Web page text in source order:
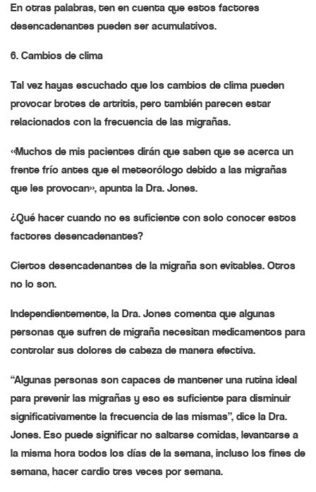
En otras palabras, ten en cuenta que estos factores
desencadenantes pueden ser acumulativos.
6. Cambios de clima
Tal vez hayas escuchado que los cambios de clima pueden
provocar brotes de artritis, pero también parecen estar
relacionados con la frecuencia de las migrañas.
«Muchos de mis pacientes dirán que saben que se acerca un
frente frío antes que el meteorólogo debido a las migrañas
que les provocan», apunta la Dra. Jones.
¿Qué hacer cuando no es suficiente con solo conocer estos
factores desencadenantes?
Ciertos desencadenantes de la migraña son evitables. Otros
no lo son.
Independientemente, la Dra. Jones comenta que algunas
personas que sufren de migraña necesitan medicamentos para
controlar sus dolores de cabeza de manera efectiva.
“Algunas personas son capaces de mantener una rutina ideal
para prevenir las migrañas y eso es suficiente para disminuir
significativamente la frecuencia de las mismas”, dice la Dra.
Jones. Eso puede significar no saltarse comidas, levantarse a
la misma hora todos los días de la semana, incluso los fines de
semana, hacer cardio tres veces por semana.